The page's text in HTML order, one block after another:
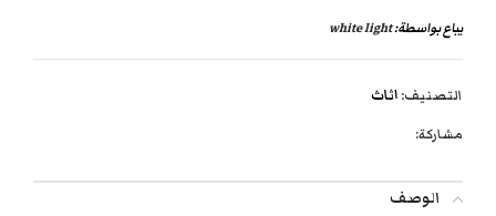
يباع بواسطة:white light
التصنيف: اثاث
مشاركة:
الوصف